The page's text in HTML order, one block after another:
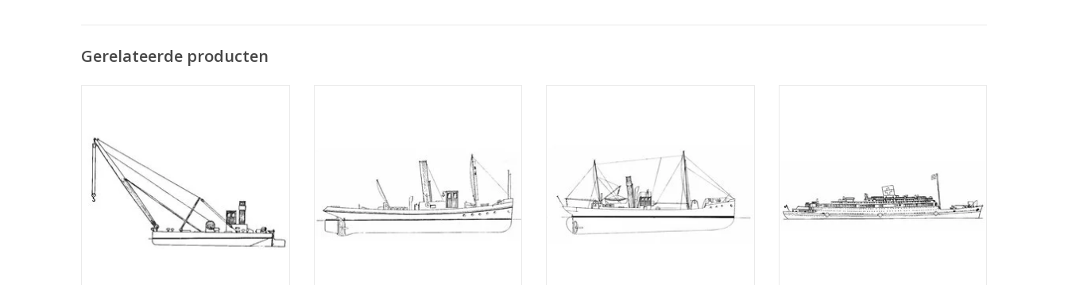
Gerelateerde producten
TOEVOEGEN AAN WINKELWAGEN
TOEVOEGEN AAN WINKELWAGEN